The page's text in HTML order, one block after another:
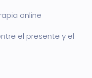
online
el presente y el